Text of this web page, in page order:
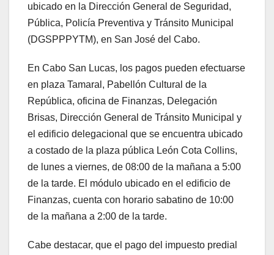
ubicado en la Dirección General de Seguridad,
Pública, Policía Preventiva y Tránsito Municipal
(DGSPPPYTM), en San José del Cabo.
En Cabo San Lucas, los pagos pueden efectuarse
en plaza Tamaral, Pabellón Cultural de la
República, oficina de Finanzas, Delegación
Brisas, Dirección General de Tránsito Municipal y
el edificio delegacional que se encuentra ubicado
a costado de la plaza pública León Cota Collins,
de lunes a viernes, de 08:00 de la mañana a 5:00
de la tarde. El módulo ubicado en el edificio de
Finanzas, cuenta con horario sabatino de 10:00
de la mañana a 2:00 de la tarde.
Cabe destacar, que el pago del impuesto predial